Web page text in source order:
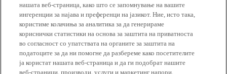
нашата веб-страница, како што се запомнување на вашите
ингеренции за најава и преференци на јазикот. Ние, исто така,
користиме колачиња за аналитика за да генерираме
кориснички статистики на основа за заштита на приватноста
во согласност со упатствата на органите за заштита на
податоците за да ни помогне да разбереме како посетителите
ја користат нашата веб-страница и да ги подобрат нашите
веб-страници, производи, услуги и маркетинг напори.